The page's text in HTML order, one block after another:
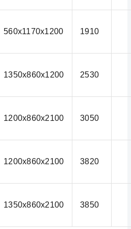
560x1170x1200 1910
1350x860x1200 2530
1200x860x2100 3050
1200x860x2100 3820
1350x860x2100 3850